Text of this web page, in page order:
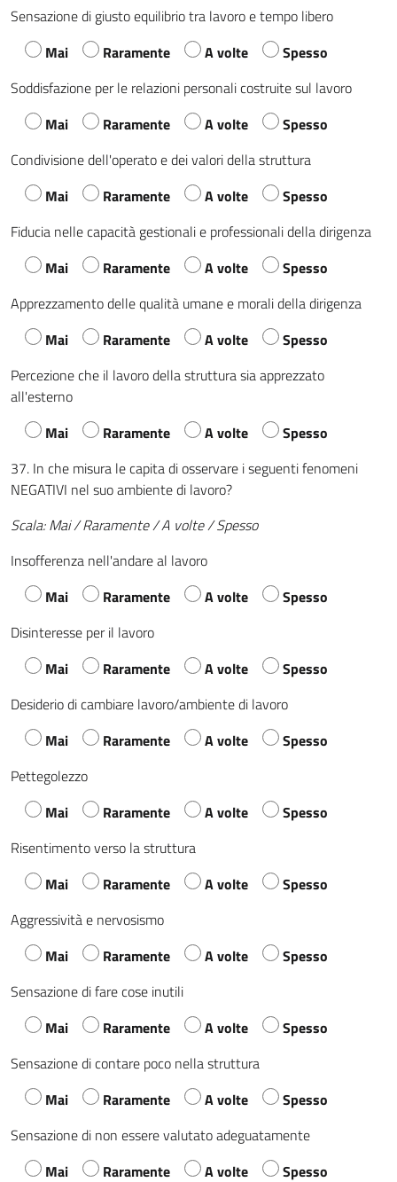
Sensazione di giusto equilibrio tra lavoro e tempo libero
Mai
Raramente A volte
Spesso
Soddisfazione per le relazioni personali costruite sul lavoro
Mai
Raramente A volte
Spesso
Condivisione dell'operato e dei valori della struttura
Mai
Raramente A volte
Spesso
Fiducia nelle capacità gestionali e professionali della dirigenza
Mai
Raramente A volte
Spesso
Apprezzamento delle qualità umane e morali della dirigenza
Mai
Raramente A volte
Spesso
Percezione che il lavoro della struttura sia apprezzato
all'esterno
Mai
Raramente A volte
Spesso
37. In che misura le capita di osservare i seguenti fenomeni
NEGATIVI nel suo ambiente di lavoro?
Scala: Mai / Raramente / A volte / Spesso
Insofferenza nell'andare al lavoro
Mai
Raramente A volte
Spesso
Disinteresse per il lavoro
Mai
Raramente A volte
Spesso
Desiderio di cambiare lavoro/ambiente di lavoro
Mai
Raramente A volte
Spesso
Pettegolezzo
Mai
Raramente A volte
Spesso
Risentimento verso la struttura
Mai
Raramente A volte
Spesso
Aggressività e nervosismo
Mai
Raramente A volte
Spesso
Sensazione di fare cose inutili
Mai
Raramente A volte
Spesso
Sensazione di contare poco nella struttura
Mai
Raramente A volte
Spesso
Sensazione di non essere valutato adeguatamente
Mai
Raramente A volte Spesso